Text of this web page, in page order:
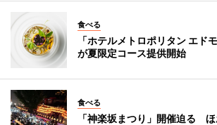
食べる
「ホテルメトロポリタン エド
が夏限定コース提供開始
食べる
「神楽坂まつり」開催迫る